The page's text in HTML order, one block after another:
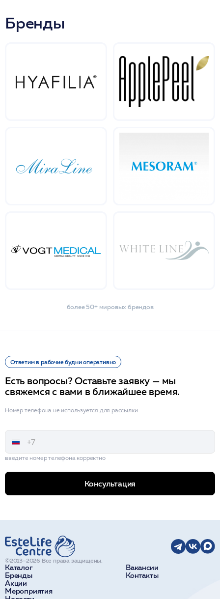
Бренды
более 50+ мировых брендов
Ответим в рабочие будни оперативно
Есть вопросы? Оставьте заявку — мы
свяжемся с вами в ближайшее время.
Номер телефона не используется для рассылки
введите номер телефона корректно
Консультация
Каталог
Бренды
Акции
Мероприятия
Вакансии
Контакты
©2013–2026 Все права защищены.